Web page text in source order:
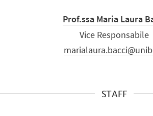
Prof.ssa Maria Laura
Vice Responsabile
STAFF